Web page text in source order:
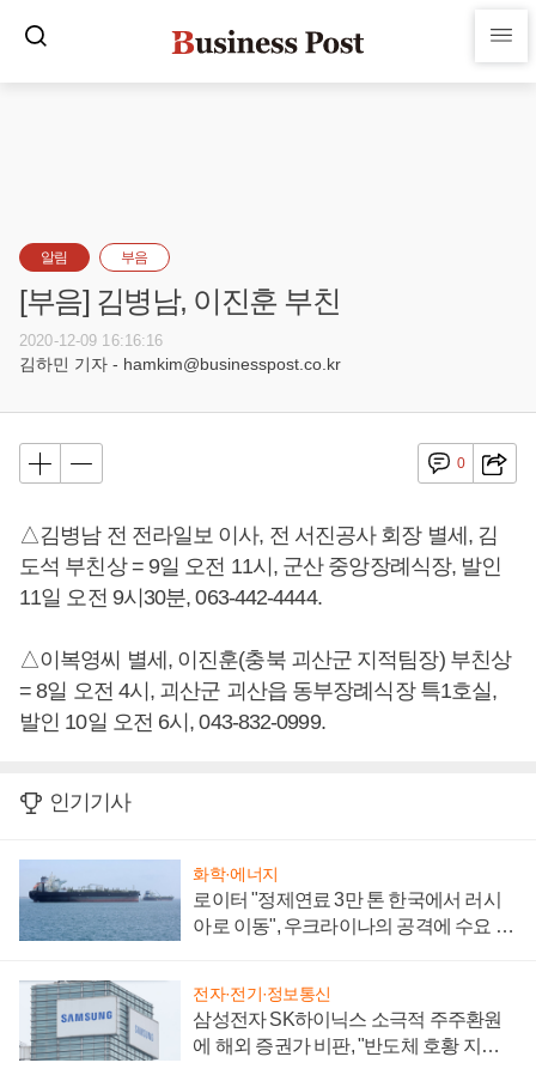
알림 부음
[부음] 김병남, 이진훈 부친
2020-12-09 16:16:16
김하민 기자 - hamkim@businesspost.co.kr
0
△김병남 전 전라일보 이사, 전 서진공사 회장 별세, 김
도석 부친상 = 9일 오전 11시, 군산 중앙장례식장, 발인
11일 오전 9시30분, 063-442-4444.
△이복영씨 별세, 이진훈(충북 괴산군 지적팀장) 부친상
= 8일 오전 4시, 괴산군 괴산읍 동부장례식장 특1호실,
발인 10일 오전 6시, 043-832-0999.
인기기사
화학·에너지
로이터 "정제연료 3만 톤 한국에서 러시
아로 이동", 우크라이나의 공격에 수요 늘
전자·전기·정보통신
삼성전자 SK하이닉스 소극적 주주환원
에 해외 증권가 비판, "반도체 호황 지속